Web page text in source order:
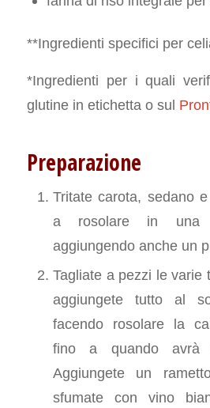
**Ingredienti specifici per
*Ingredienti per i quali
glutine in etichetta o sul
Preparazione
Tritate carota, sedano
a rosolare in una
aggiungendo anche un
Tagliate a pezzi le varie
aggiungete tutto al
facendo rosolare la
fino a quando avrà
Aggiungete un
sfumate con vino